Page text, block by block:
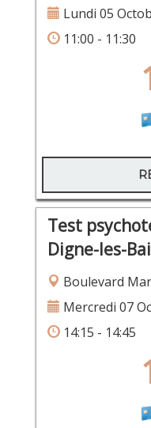
Lundi 05
11:00 - 11:30
Test
Digne-les-
Boulevard
Mercredi 07
14:15 - 14:45